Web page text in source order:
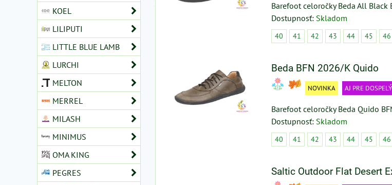
Barefoot celoročky Beda All Black
Dostupnosť: Skladom
40 41 42 43 44 45 46
Beda BFN 2026/K Quido
NOVINKA AJ PRE
Barefoot celoročky Beda Quido
Dostupnosť: Skladom
40 41 42 43 44 45 46
Saltic Outdoor Flat Desert
KOEL
LILIPUTI
LITTLE BLUE LAMB
LURCHI
MELTON
MERREL
MILASH
MINIMUS
OMA KING
PEGRES